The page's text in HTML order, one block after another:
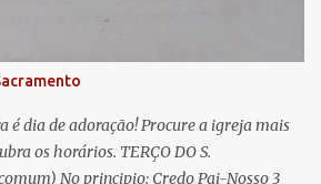
Rogai por nós Santa Mãe de Deus.
das promessas de Cristo. Amém.
dia de adoração! Procure a igreja mais
os horários. TERÇO DO S.
No principio: Credo Pai-Nosso 3